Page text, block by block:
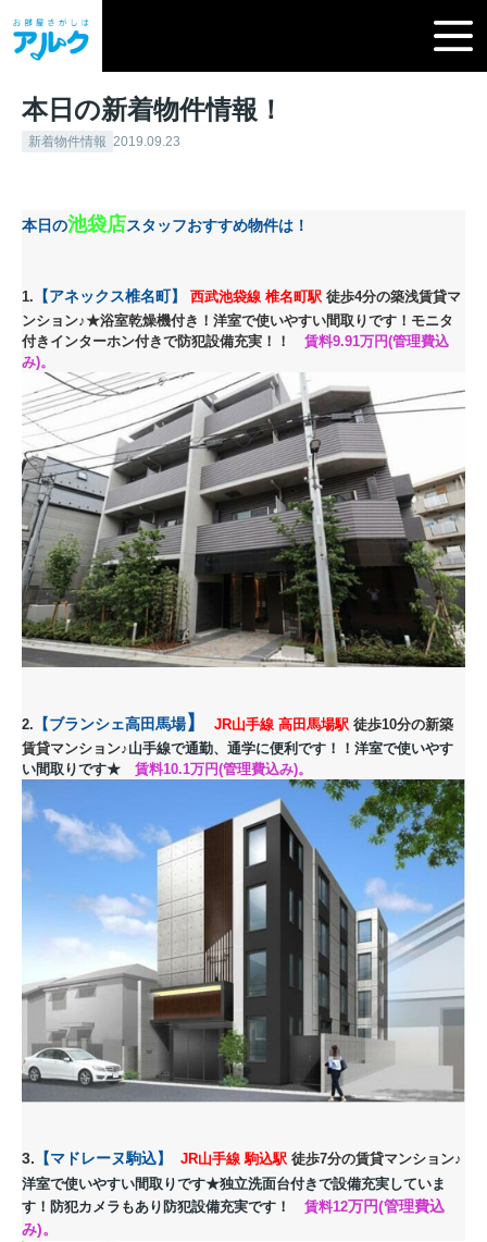
本日の新着物件情報！
新着物件情報 2019.09.23
本日の池袋店スタッフおすすめ物件は！
1. 【アネックス椎名町】 西武池袋線 椎名町駅 徒歩4分の築浅賃貸マ
ンション♪★浴室乾燥機付き ！洋室で使いやすい間取りです ！モニタ
付きインターホン付きで防犯設備充実！！ 賃料9.91万円(管理費込
み)。
2. 【ブランシェ高田馬場】 JR山手線 高田馬場駅 徒歩10分の新築
賃貸マンション♪山手線で通勤、通学に便利です！！洋室で使いやす
い間取りです★ 賃料10.1万円(管理費込み)。
3. 【マドレーヌ駒込】 JR山手線 駒込駅 徒歩7分の賃貸マンション♪
洋室で使いやすい間取りです★独立洗面台付きで設備充実していま
す！防犯カメラもあり防犯設備充実です！ 賃料12万円(管理費込
み)。